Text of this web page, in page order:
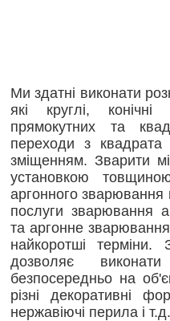
Ми здатні виконати
які круглі,
прямокутних та
переходи з
зміщенням. Зварити
установкою
аргонного
послуги зварювання
та аргонне
найкоротші терміни.
дозволяє
безпосередньо на
різні декоративні
нержавіючі перила і т.д.